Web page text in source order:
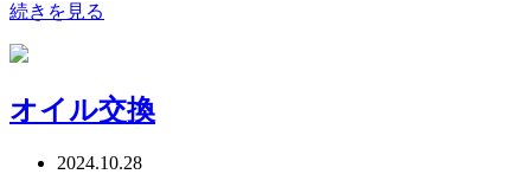
続きを見る
オイル交換
2024.10.28